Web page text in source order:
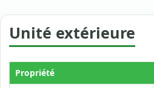
Unité extérieure
Propriété